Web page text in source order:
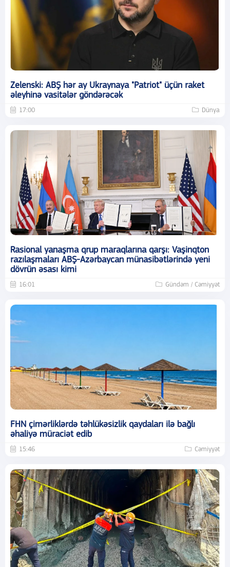
Zelenski: ABŞ hər ay Ukraynaya "Patriot" üçün raket
əleyhinə vasitələr göndərəcək
17:00 Dünya
Rasional yanaşma qrup maraqlarına qarşı: Vaşinqton
razılaşmaları ABŞ-Azərbaycan münasibətlərində yeni
dövrün əsası kimi
16:01 Gündəm / Cəmiyyət
FHN çimərliklərdə təhlükəsizlik qaydaları ilə bağlı
əhaliyə müraciət edib
15:46 Cəmiyyət